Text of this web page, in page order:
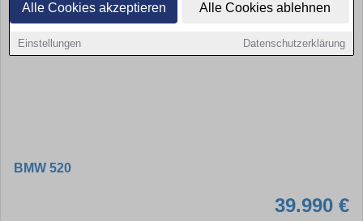
Alle Cookies akzeptieren Alle Cookies ablehnen
Einstellungen Datenschutzerklärung
BMW 520
39.990 €